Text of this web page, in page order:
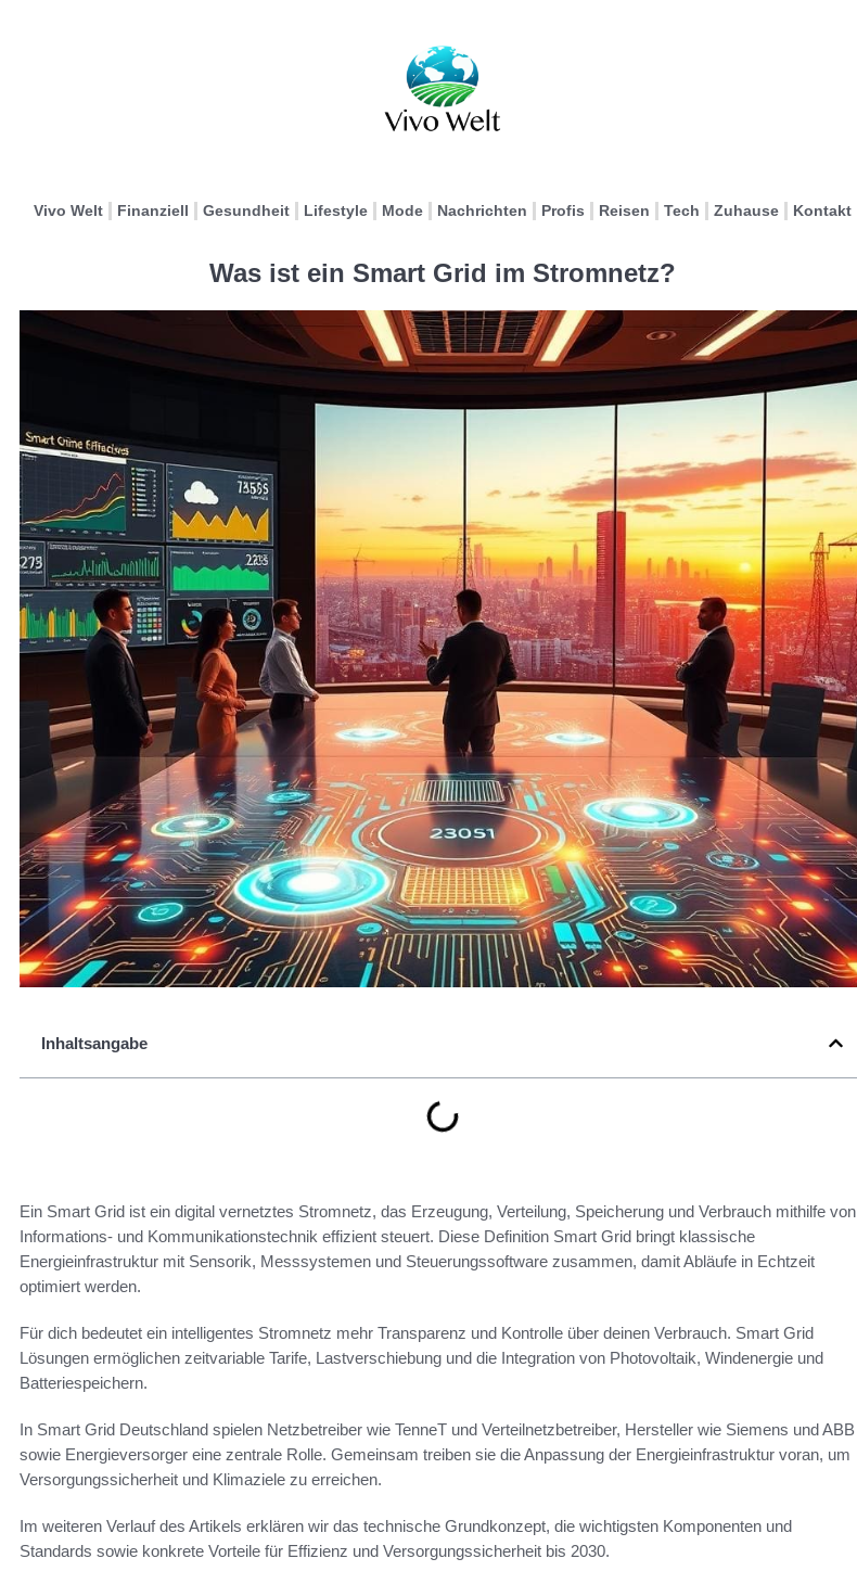
Vivo Welt Finanziell Gesundheit Lifestyle Mode Nachrichten Profis Reisen Tech Zuhause Kontakt
Was ist ein Smart Grid im Stromnetz?
Inhaltsangabe
Ein Smart Grid ist ein digital vernetztes Stromnetz, das Erzeugung, Verteilung, Speicherung und Verbrauch mithilfe von
Informations- und Kommunikationstechnik effizient steuert. Diese Definition Smart Grid bringt klassische
Energieinfrastruktur mit Sensorik, Messsystemen und Steuerungssoftware zusammen, damit Abläufe in Echtzeit
optimiert werden.
Für dich bedeutet ein intelligentes Stromnetz mehr Transparenz und Kontrolle über deinen Verbrauch. Smart Grid
Lösungen ermöglichen zeitvariable Tarife, Lastverschiebung und die Integration von Photovoltaik, Windenergie und
Batteriespeichern.
In Smart Grid Deutschland spielen Netzbetreiber wie TenneT und Verteilnetzbetreiber, Hersteller wie Siemens und ABB
sowie Energieversorger eine zentrale Rolle. Gemeinsam treiben sie die Anpassung der Energieinfrastruktur voran, um
Versorgungssicherheit und Klimaziele zu erreichen.
Im weiteren Verlauf des Artikels erklären wir das technische Grundkonzept, die wichtigsten Komponenten und
Standards sowie konkrete Vorteile für Effizienz und Versorgungssicherheit bis 2030.